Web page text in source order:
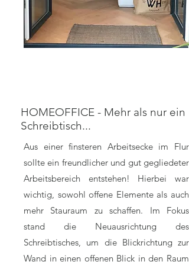
HOMEOFFICE - Mehr als nur ein
Schreibtisch...
Aus einer finsteren Arbeitsecke im Flur
sollte ein freundlicher und gut gegliedeter
Arbeitsbereich entstehen! Hierbei war
wichtig, sowohl offene Elemente als auch
mehr Stauraum zu schaffen. Im Fokus
stand die Neuausrichtung des
Schreibtisches, um die Blickrichtung zur
Wand in einen offenen Blick in den Raum